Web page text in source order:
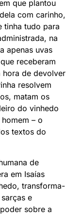
que plantou
com carinho,
tinha tudo para
na
apenas uvas
receberam
hora de devolver
resolvem
matam os
do vinhedo
– o
textos do
de
em Isaías
transforma-
e
sobre a